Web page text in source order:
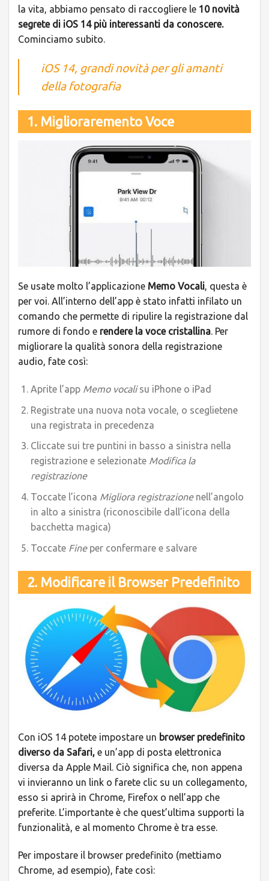
la vita, abbiamo pensato di raccogliere le 10 novità
segrete di iOS 14 più interessanti da conoscere.
Cominciamo subito.
iOS 14, grandi novità per gli amanti
della fotografia
1. Miglioraremento Voce
Se usate molto l’applicazione Memo Vocali, questa è
per voi. All’interno dell’app è stato infatti infilato un
comando che permette di ripulire la registrazione dal
rumore di fondo e rendere la voce cristallina. Per
migliorare la qualità sonora della registrazione
audio, fate così:
Aprite l’app Memo vocalisu iPhone o iPad
Registrate una nuova nota vocale, o sceglietene
una registrata in precedenza
Cliccate sui tre puntini in basso a sinistra nella
registrazione e selezionate Modifica la
registrazione
Toccate l’icona Migliora registrazionenell’angolo
in alto a sinistra (riconoscibile dall’icona della
bacchetta magica)
Toccate Fineper confermare e salvare
2. Modificare il Browser Predefinito
Con iOS 14 potete impostare un browser predefinito
diverso da Safari, e un’app di posta elettronica
diversa da Apple Mail. Ciò significa che, non appena
vi invieranno un link o farete clic su un collegamento,
esso si aprirà in Chrome, Firefox o nell’app che
preferite. L’importante è che quest’ultima supporti la
funzionalità, e al momento Chrome è tra esse.
Per impostare il browser predefinito (mettiamo
Chrome, ad esempio), fate così: